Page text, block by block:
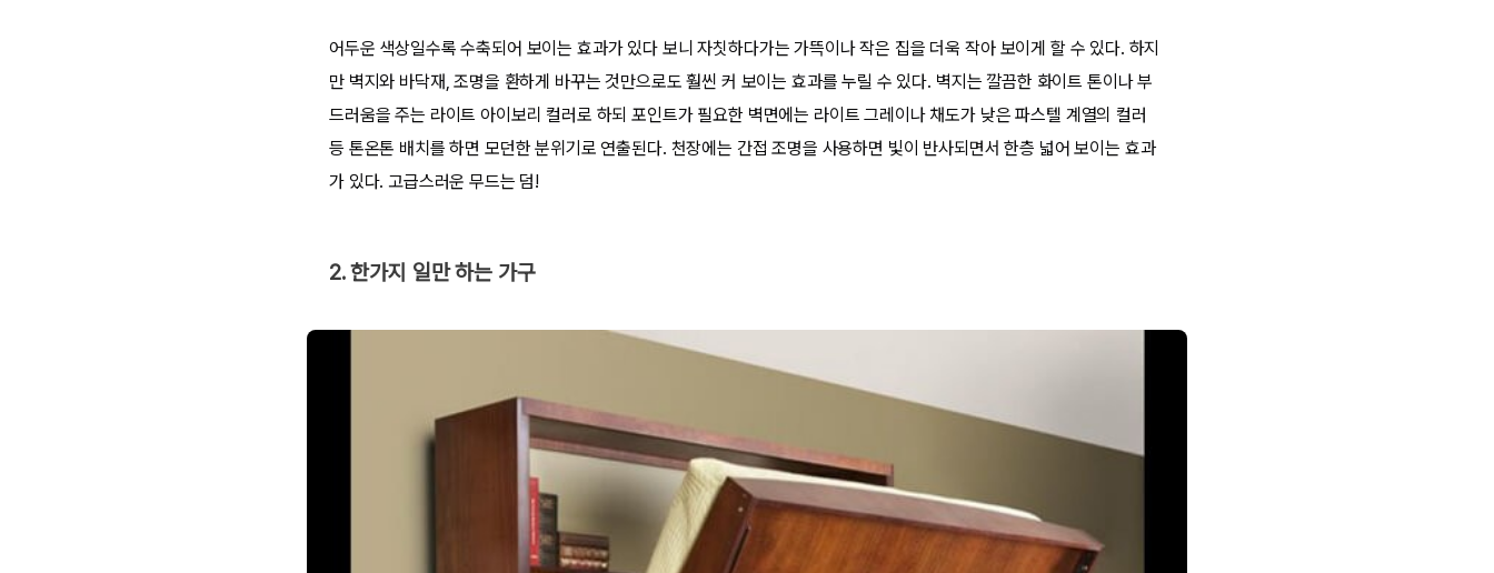
어두운 색상일수록 수축되어 보이는 효과가 있다 보니 자칫하다가는 가뜩이나 작은 집을 더욱 작아 보이게 할 수 있다. 하지
만 벽지와 바닥재, 조명을 환하게 바꾸는 것만으로도 훨씬 커 보이는 효과를 누릴 수 있다. 벽지는 깔끔한 화이트 톤이나 부
드러움을 주는 라이트 아이보리 컬러로 하되 포인트가 필요한 벽면에는 라이트 그레이나 채도가 낮은 파스텔 계열의 컬러
등 톤온톤 배치를 하면 모던한 분위기로 연출된다. 천장에는 간접 조명을 사용하면 빛이 반사되면서 한층 넓어 보이는 효과
가 있다. 고급스러운 무드는 덤!
2. 한가지 일만 하는 가구